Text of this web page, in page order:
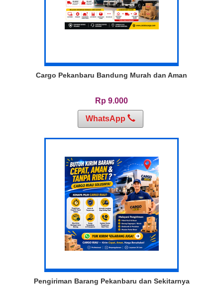
Cargo Pekanbaru Bandung Murah dan Aman
Rp 9.000
WhatsApp
Pengiriman Barang Pekanbaru dan Sekitarnya